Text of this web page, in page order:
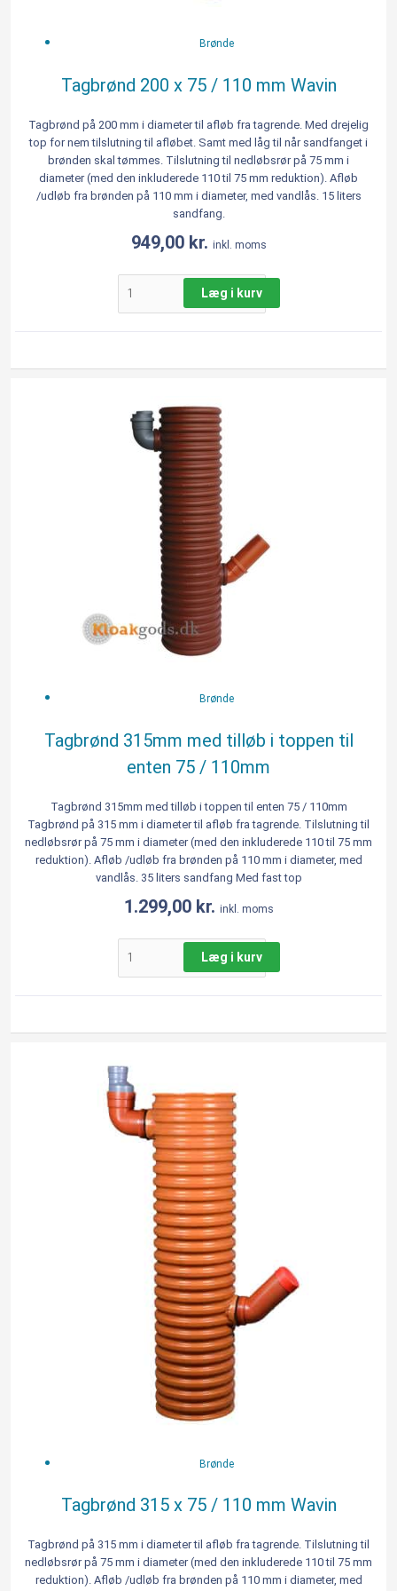
Brønde
Tagbrønd 200 x 75 / 110 mm Wavin
Tagbrønd på 200 mm i diameter til afløb fra tagrende. Med drejelig
top for nem tilslutning til afløbet. Samt med låg til når sandfanget i
brønden skal tømmes. Tilslutning til nedløbsrør på 75 mm i
diameter (med den inkluderede 110 til 75 mm reduktion). Afløb
/udløb fra brønden på 110 mm i diameter, med vandlås. 15 liters
sandfang.
949,00 kr. inkl. moms
Læg i kurv
Brønde
Tagbrønd 315mm med tilløb i toppen til
enten 75 / 110mm
Tagbrønd 315mm med tilløb i toppen til enten 75 / 110mm
Tagbrønd på 315 mm i diameter til afløb fra tagrende. Tilslutning til
nedløbsrør på 75 mm i diameter (med den inkluderede 110 til 75 mm
reduktion). Afløb /udløb fra brønden på 110 mm i diameter, med
vandlås. 35 liters sandfang Med fast top
1.299,00 kr. inkl. moms
315mm
med
tilløb
Læg i kurv
Brønde
Tagbrønd 315 x 75 / 110 mm Wavin
Tagbrønd på 315 mm i diameter til afløb fra tagrende. Tilslutning til
nedløbsrør på 75 mm i diameter (med den inkluderede 110 til 75 mm
reduktion). Afløb /udløb fra brønden på 110 mm i diameter, med
315
x
75
/